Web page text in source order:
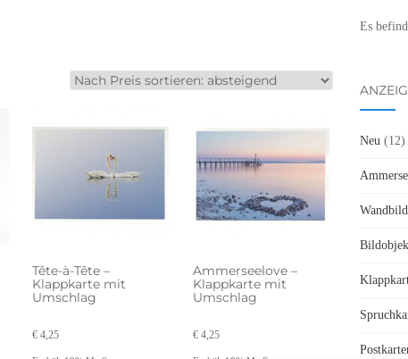
Tête-à-Tête –
Klappkarte mit
Umschlag
€ 4,25
Ammerseelove –
Klappkarte mit
Umschlag
€ 4,25
Es
Neu (12)